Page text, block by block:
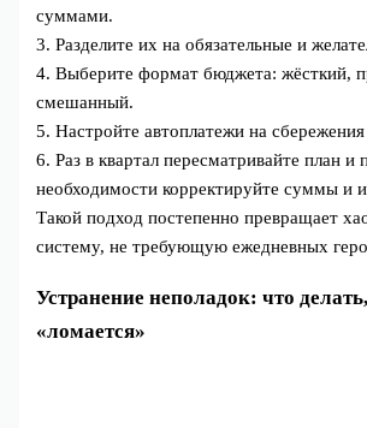
суммами.
3. Разделите их на обязательные и
4. Выберите формат бюджета: жёсткий,
смешанный.
5. Настройте автоплатежи на
6. Раз в квартал пересматривайте план и
необходимости корректируйте суммы и
Такой подход постепенно превращает
систему, не требующую ежедневных
Устранение неполадок: что
«ломается»